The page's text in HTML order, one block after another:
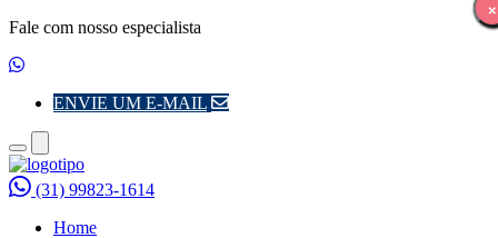
Fale com nosso especialista
ENVIE UM E-MAIL
Toggle
navigation
navigation
(31) 99823-1614
Home
×
×